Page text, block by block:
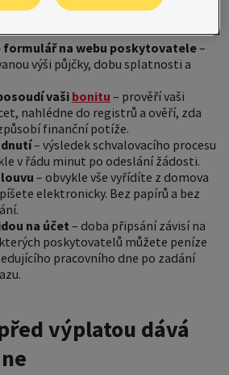
krok za krokem
formulář na webu poskytovatele–
výši půjčky, dobu splatnosti a
vaši bonitu – prověří vaši
nahlédne do registrů a ověří, zda
finanční potíže.
– výsledek schvalovacího procesu
v řádu minut po odeslání žádosti.
– obvykle vše vyřídíte z domova
elektronicky. Bez papírů a bez
na účet – doba připsání závisí na
poskytovatelů můžete peníze
pracovního dne po zadání
výplatou dává